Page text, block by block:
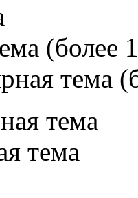
(более
тема
тема
тема